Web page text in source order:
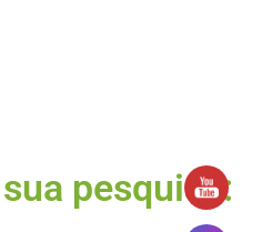
pesquisa: